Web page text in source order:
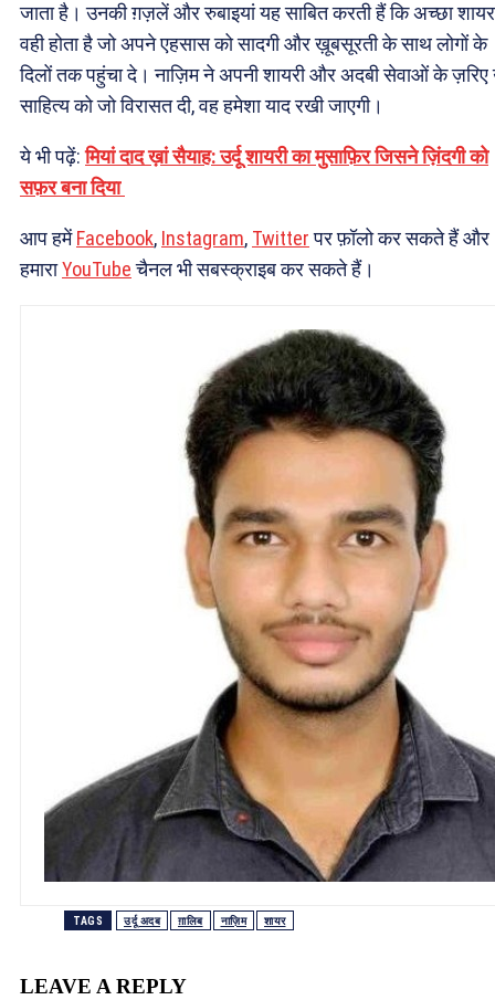
जाता है। उनकी ग़ज़लें और रुबाइयां यह साबित करती हैं कि अच्छा शायर
वही होता है जो अपने एहसास को सादगी और ख़ूबसूरती के साथ लोगों के
दिलों तक पहुंचा दे। नाज़िम ने अपनी शायरी और अदबी सेवाओं के ज़रिए
साहित्य को जो विरासत दी, वह हमेशा याद रखी जाएगी।
ये भी पढ़ें:मियां दाद ख़ां सैयाह: उर्दू शायरी का मुसाफ़िर जिसने ज़िंदगी को
सफ़र बना दिया
आप हमेंFacebook, Instagram, Twitterपर फ़ॉलो कर सकते हैं और
हमाराYouTubeचैनल भी सबस्क्राइब कर सकते हैं।
TAGS उर्दू अदब ग़ालिब नाज़िम शायर
LEAVE A REPLY